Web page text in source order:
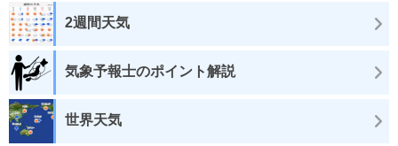
2週間天気
気象予報士のポイント解説
世界天気